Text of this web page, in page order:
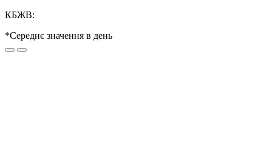
КБЖВ:
*Середнє значення в день